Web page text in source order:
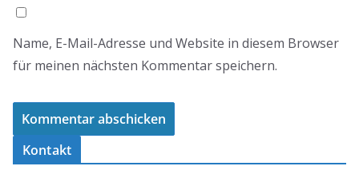
Name, E-Mail-Adresse und Website in diesem Browser
für meinen nächsten Kommentar speichern.
Kontakt